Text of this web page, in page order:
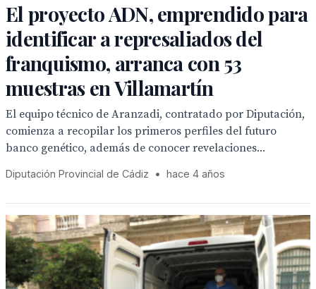
El proyecto ADN, emprendido para
identificar a represaliados del
franquismo, arranca con 53
muestras en Villamartín
El equipo técnico de Aranzadi, contratado por Diputación,
comienza a recopilar los primeros perfiles del futuro
banco genético, además de conocer revelaciones...
Diputación Provincial de Cádiz • hace 4 años